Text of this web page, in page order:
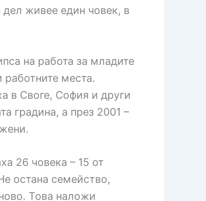
дел живее един човек, в
на работа за младите
места.
в Своге, София и други
градина, а през 2001 –
26 човека – 15 от
остана семейство,
Това наложи